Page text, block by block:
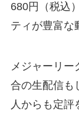
680円（税込
ティが豊富な
メジャーリー
合の生配信も
人からも定評